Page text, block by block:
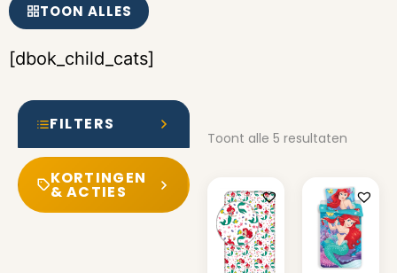
TOON ALLES
[dbok_child_cats]
FILTERS
KORTINGEN
& ACTIES
Toont alle 5 resultaten